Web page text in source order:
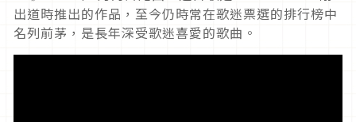
出道時推出的作品，至今仍時常在歌迷票選的排行榜中
名列前茅，是長年深受歌迷喜愛的歌曲。